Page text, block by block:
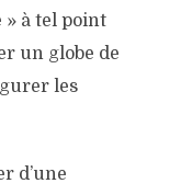
» à tel point
un globe de
les
d’une